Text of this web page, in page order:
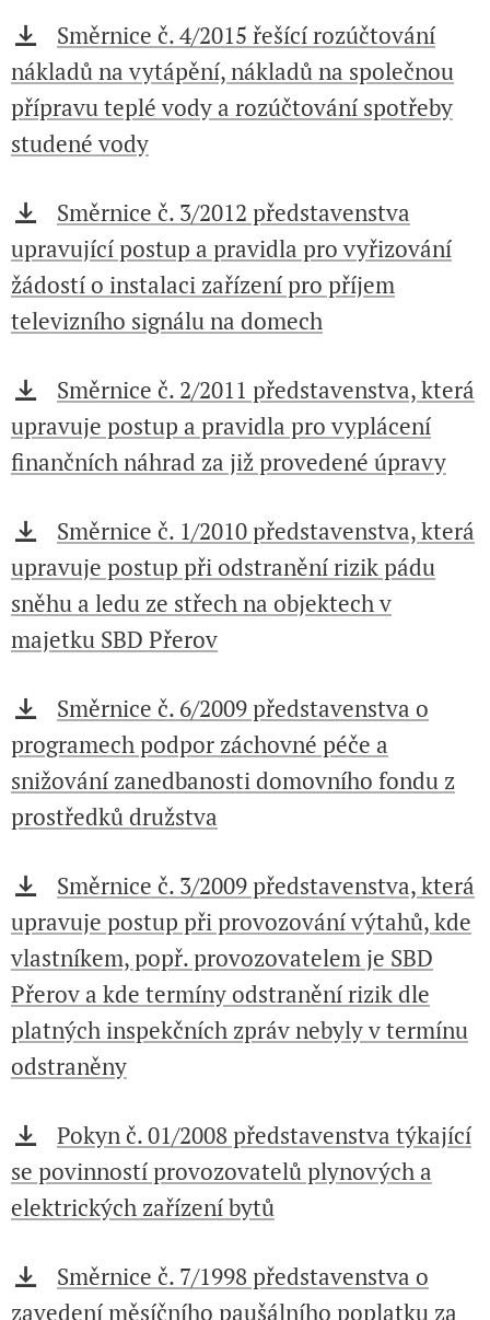
Směrnice č. 4/2015 řešící rozúčtování
nákladů na vytápění, nákladů na společnou
přípravu teplé vody a rozúčtování spotřeby
studené vody
Směrnice č. 3/2012 představenstva
upravující postup a pravidla pro vyřizování
žádostí o instalaci zařízení pro příjem
televizního signálu na domech
Směrnice č. 2/2011 představenstva, která
upravuje postup a pravidla pro vyplácení
finančních náhrad za již provedené úpravy
Směrnice č. 1/2010 představenstva, která
upravuje postup při odstranění rizik pádu
sněhu a ledu ze střech na objektech v
majetku SBD Přerov
Směrnice č. 6/2009 představenstva o
programech podpor záchovné péče a
snižování zanedbanosti domovního fondu z
prostředků družstva
Směrnice č. 3/2009 představenstva, která
upravuje postup při provozování výtahů, kde
vlastníkem, popř. provozovatelem je SBD
Přerov a kde termíny odstranění rizik dle
platných inspekčních zpráv nebyly v termínu
odstraněny
Pokyn č. 01/2008 představenstva týkající
se povinností provozovatelů plynových a
elektrických zařízení bytů
Směrnice č. 7/1998 představenstva o
zavedení měsíčního paušálního poplatku za